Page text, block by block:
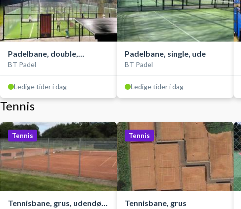
Padelbane, double,
udendørs
BT Padel
Ledige tider i dag
Padelbane, single, ude
BT Padel
Ledige tider i dag
Tennis
Tennis
Tennisbane, grus, udendørs
Tennis
Tennisbane, grus